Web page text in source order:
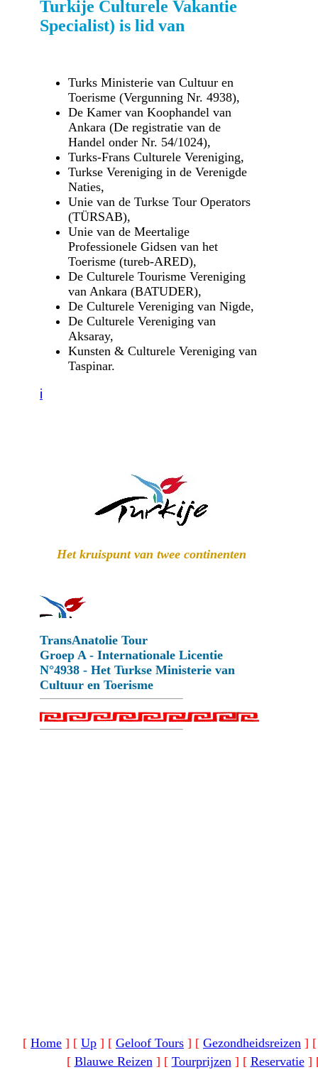
Turkije Culturele Vakantie
Specialist) is lid van
Turks Ministerie van Cultuur en
Toerisme (Vergunning Nr. 4938),
De Kamer van Koophandel van
Ankara (De registratie van de
Handel onder Nr. 54/1024),
Turks-Frans Culturele Vereniging,
Turkse Vereniging in de Verenigde
Naties,
Unie van de Turkse Tour Operators
(TÜRSAB),
Unie van de Meertalige
Professionele Gidsen van het
Toerisme (tureb-ARED),
De Culturele Tourisme Vereniging
van Ankara (BATUDER),
De Culturele Vereniging van Nigde,
De Culturele Vereniging van
Aksaray,
Kunsten & Culturele Vereniging van
Taspinar.
i
Het kruispunt van twee continenten
TransAnatolie Tour
Groep A - Internationale Licentie
N°4938 - Het Turkse Ministerie van
Cultuur en Toerisme
[ Home ] [ Up ] [ Geloof Tours ] [ Gezondheidsreizen ]
[ Blauwe Reizen] [ Tourprijzen] [ Reservatie]